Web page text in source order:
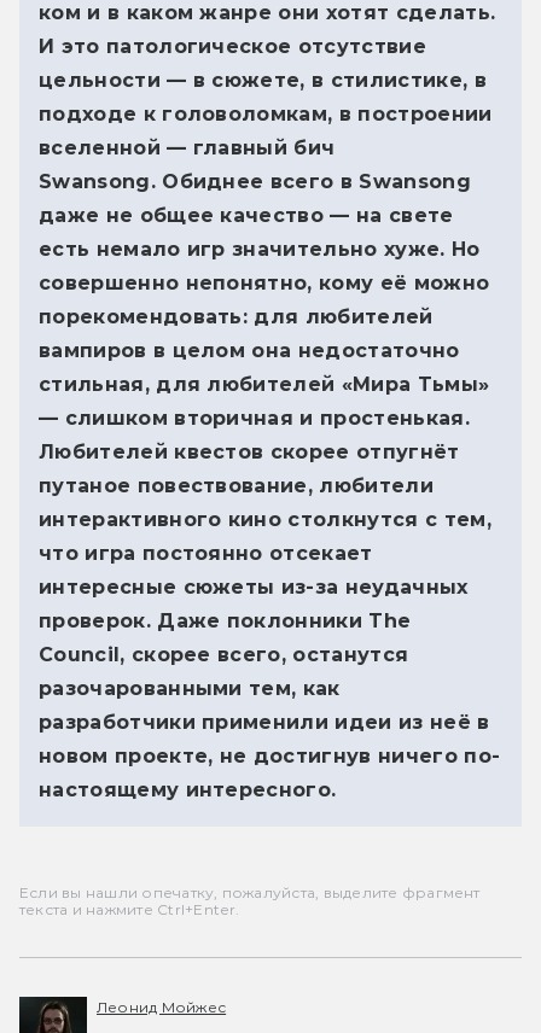
ком и в каком жанре они хотят сделать.
И это патологическое отсутствие
цельности — в сюжете, в стилистике, в
подходе к головоломкам, в построении
вселенной — главный бич
Swansong. Обиднее всего в Swansong
даже не общее качество — на свете
есть немало игр значительно хуже. Но
совершенно непонятно, кому её можно
порекомендовать: для любителей
вампиров в целом она недостаточно
стильная, для любителей «Мира Тьмы»
— слишком вторичная и простенькая.
Любителей квестов скорее отпугнёт
путаное повествование, любители
интерактивного кино столкнутся с тем,
что игра постоянно отсекает
интересные сюжеты из-за неудачных
проверок. Даже поклонники The
Council, скорее всего, останутся
разочарованными тем, как
разработчики применили идеи из неё в
новом проекте, не достигнув ничего по-
настоящему интересного.
Если вы нашли опечатку, пожалуйста, выделите фрагмент
текста и нажмите Ctrl+Enter.
Леонид Мойжес